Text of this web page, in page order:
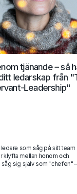
tjänande – så
ledarskap från
Leadership"
som såg på sitt team
klyfta mellan honom och
sig själv som "chefen"
var något som inte riktigt